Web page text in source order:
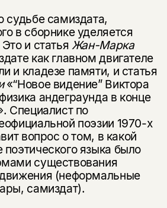
судьбе самиздата,
в сборнике уделяется
и статья Жан-Марка
как главном двигателе
и кладезе памяти, и статья
«“Новое видение” Виктора
андеграунда в конце
Специалист по
поэзии 1970-х
вопрос о том, в какой
языка было
существования
(неформальные
самиздат).